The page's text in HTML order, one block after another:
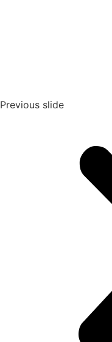
Previous slide